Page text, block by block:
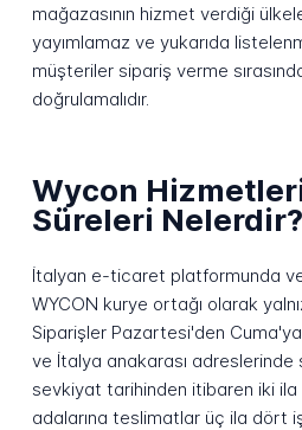
mağazasının hizmet verdiği
yayımlamaz ve yukarıda
müşteriler sipariş verme
doğrulamalıdır.
Wycon
Süreleri Nelerdir?
İtalyan e-ticaret platformunda
WYCON kurye ortağı olarak
Siparişler Pazartesi'den
ve İtalya anakarası
sevkiyat tarihinden itibaren iki ila
adalarına teslimatlar üç ila dört